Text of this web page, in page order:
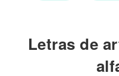
Letras de